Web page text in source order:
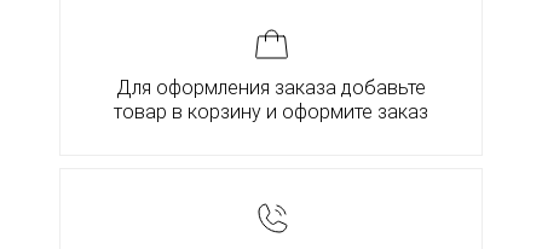
Для оформления заказа добавьте
товар в корзину и оформите заказ